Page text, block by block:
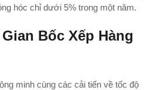
hóc chỉ dưới 5% trong một năm.
Bốc Xếp Hàng
minh cùng các cải tiến về tốc độ